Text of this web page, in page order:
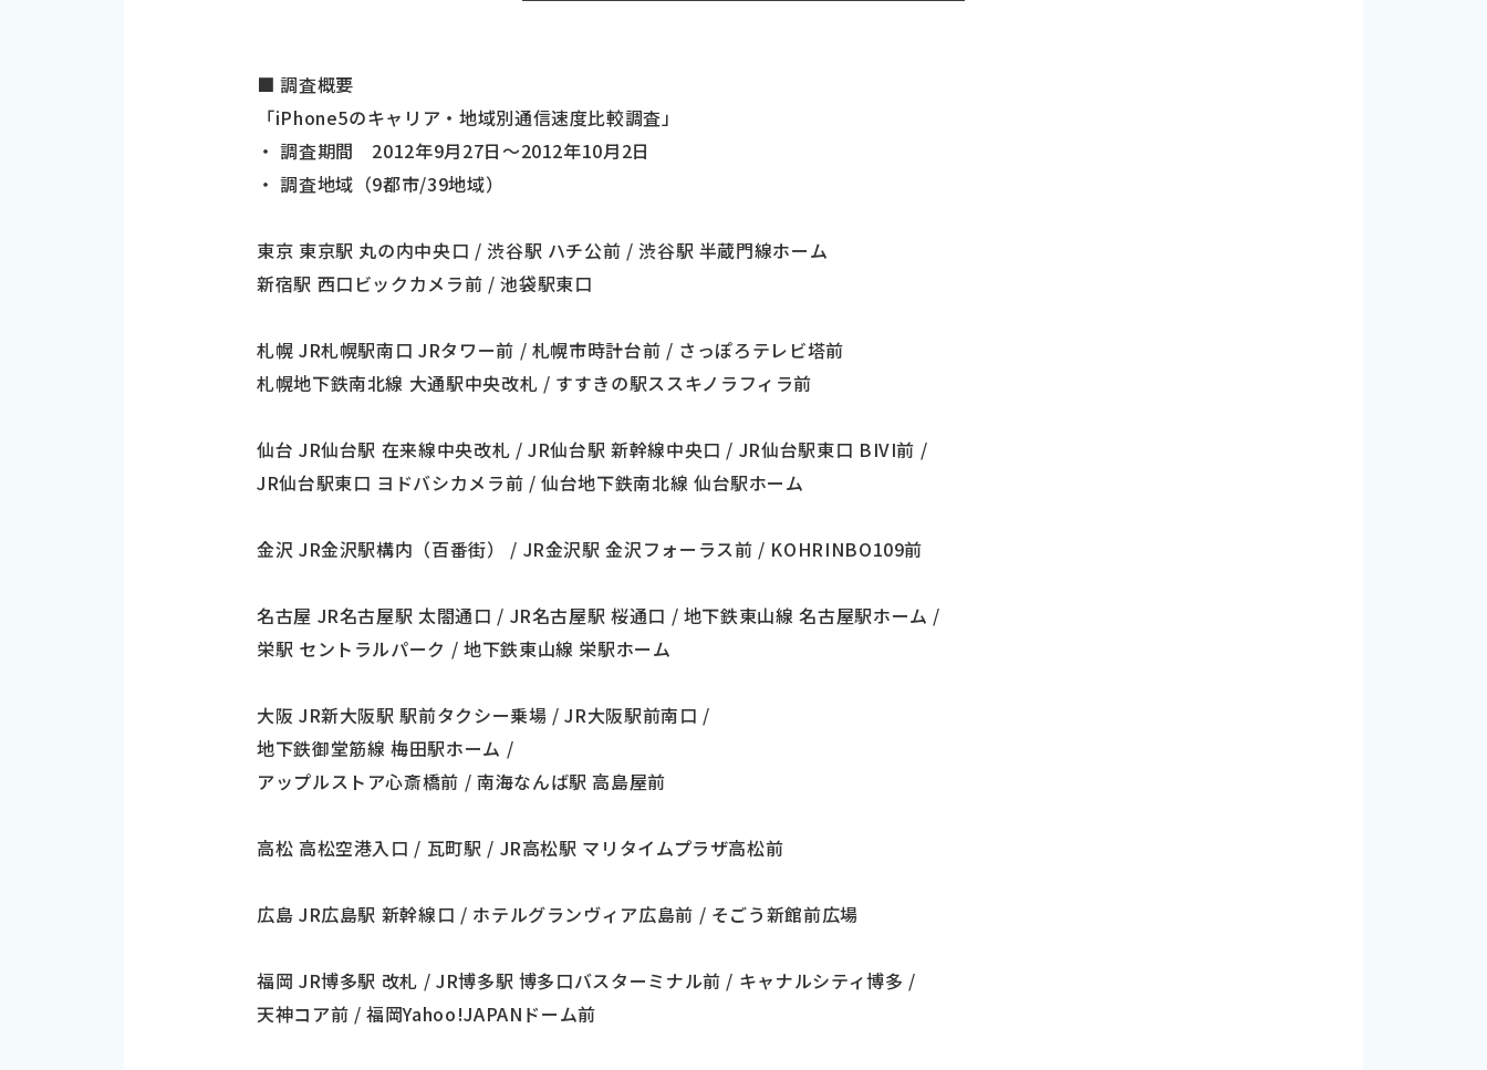
■ 調査概要
「iPhone5のキャリア・地域別通信速度比較調査」
・ 調査期間 2012年9月27日～2012年10月2日
・ 調査地域（9都市/39地域）
東京 東京駅 丸の内中央口 / 渋谷駅 ハチ公前 / 渋谷駅 半蔵門線ホーム
新宿駅 西口ビックカメラ前 / 池袋駅東口
札幌 JR札幌駅南口 JRタワー前 / 札幌市時計台前 / さっぽろテレビ塔前
札幌地下鉄南北線 大通駅中央改札 / すすきの駅ススキノラフィラ前
仙台 JR仙台駅 在来線中央改札 / JR仙台駅 新幹線中央口 / JR仙台駅東口 BIVI前 /
JR仙台駅東口 ヨドバシカメラ前 / 仙台地下鉄南北線 仙台駅ホーム
金沢 JR金沢駅構内（百番街） / JR金沢駅 金沢フォーラス前 / KOHRINBO109前
名古屋 JR名古屋駅 太閤通口 / JR名古屋駅 桜通口 / 地下鉄東山線 名古屋駅ホーム /
栄駅 セントラルパーク / 地下鉄東山線 栄駅ホーム
大阪 JR新大阪駅 駅前タクシー乗場 / JR大阪駅前南口 /
地下鉄御堂筋線 梅田駅ホーム /
アップルストア心斎橋前 / 南海なんば駅 高島屋前
高松 高松空港入口 / 瓦町駅 / JR高松駅 マリタイムプラザ高松前
広島 JR広島駅 新幹線口 / ホテルグランヴィア広島前 / そごう新館前広場
福岡 JR博多駅 改札 / JR博多駅 博多口バスターミナル前 / キャナルシティ博多 /
天神コア前 / 福岡Yahoo!JAPANドーム前